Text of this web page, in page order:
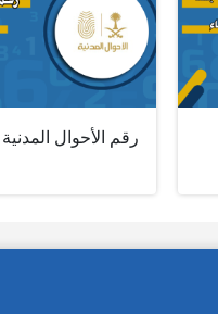
رقم الأحوال